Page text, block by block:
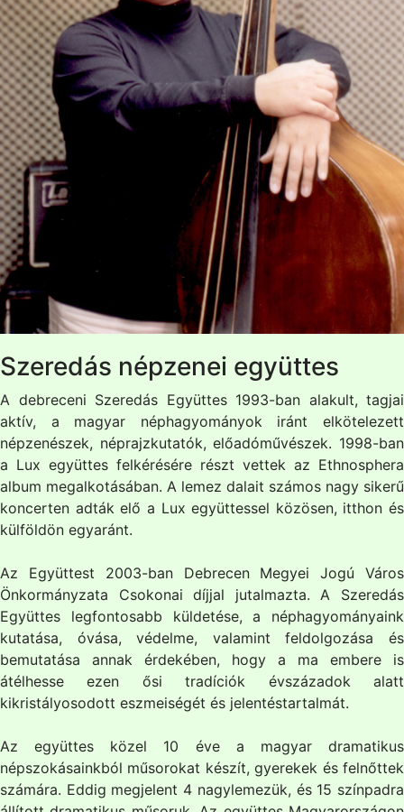
Szeredás népzenei együttes
A debreceni Szeredás Együttes 1993-ban alakult, tagjai
aktív, a magyar néphagyományok iránt elkötelezett
népzenészek, néprajzkutatók, előadóművészek. 1998-ban
a Lux együttes felkérésére részt vettek az Ethnosphera
album megalkotásában. A lemez dalait számos nagy sikerű
koncerten adták elő a Lux együttessel közösen, itthon és
külföldön egyaránt.
Az Együttest 2003-ban Debrecen Megyei Jogú Város
Önkormányzata Csokonai díjjal jutalmazta. A Szeredás
Együttes legfontosabb küldetése, a néphagyományaink
kutatása, óvása, védelme, valamint feldolgozása és
bemutatása annak érdekében, hogy a ma embere is
átélhesse ezen ősi tradíciók évszázadok alatt
kikristályosodott eszmeiségét és jelentéstartalmát.
Az együttes közel 10 éve a magyar dramatikus
népszokásainkból műsorokat készít, gyerekek és felnőttek
számára. Eddig megjelent 4 nagylemezük, és 15 színpadra